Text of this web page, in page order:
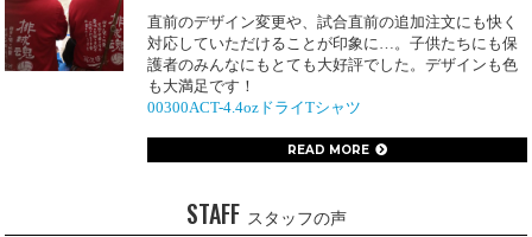
直前のデザイン変更や、試合直前の追加注文にも快く
対応していただけることが印象に…。子供たちにも保
護者のみんなにもとても大好評でした。デザインも色
も大満足です！
00300ACT-4.4ozドライTシャツ
READ MORE
STAFF スタッフの声